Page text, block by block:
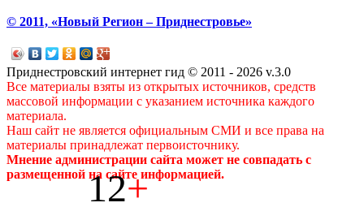
© 2011, «Новый Регион – Приднестровье»
Приднестровский интернет гид © 2011 - 2026 v.3.0
Все материалы взяты из открытых источников, средств
массовой информации с указанием источника каждого
материала.
Наш сайт не является официальным СМИ и все права на
материалы принадлежат первоисточнику.
Мнение администрации сайта может не совпадать с
размещенной на сайте информацией.
12+